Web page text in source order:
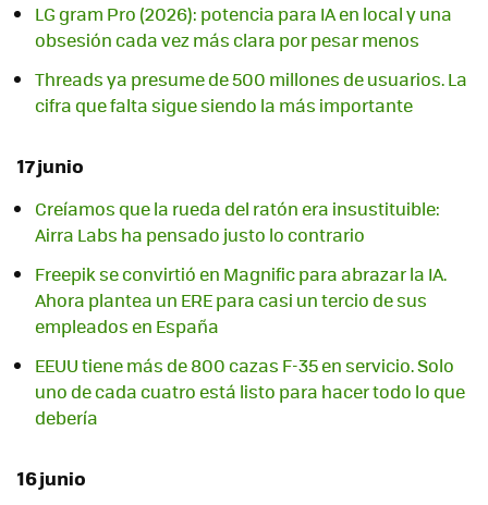
LG gram Pro (2026): potencia para IA en local y una
obsesión cada vez más clara por pesar menos
Threads ya presume de 500 millones de usuarios. La
cifra que falta sigue siendo la más importante
17 junio
Creíamos que la rueda del ratón era insustituible:
Airra Labs ha pensado justo lo contrario
Freepik se convirtió en Magnific para abrazar la IA.
Ahora plantea un ERE para casi un tercio de sus
empleados en España
EEUU tiene más de 800 cazas F-35 en servicio. Solo
uno de cada cuatro está listo para hacer todo lo que
debería
16 junio